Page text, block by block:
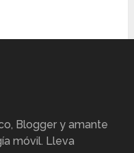
Blogger y amante
móvil. Lleva